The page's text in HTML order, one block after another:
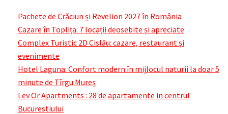
Pachete de Crăciun și Revelion 2027 în România
Cazare în Toplița: 7 locații deosebite și apreciate
Complex Turistic 2D Cislău: cazare, restaurant și
evenimente
Hotel Laguna: Confort modern în mijlocul naturii la doar 5
minute de Tîrgu Mureș
Lev Or Apartments : 28 de apartamente in centrul
Bucurestiului